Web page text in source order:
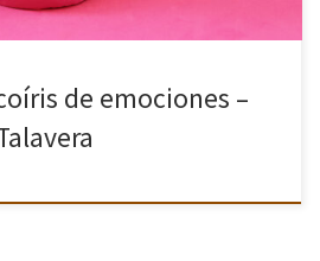
de emociones –